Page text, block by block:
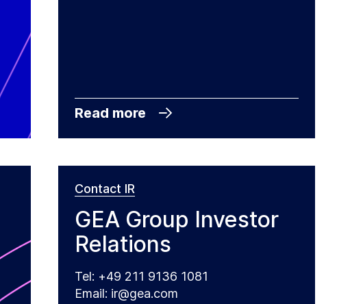
Read more
Contact IR
GEA Group Investor
Relations
Tel: +49 211 9136 1081
Email: ir@gea.com